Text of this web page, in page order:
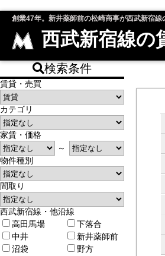
創業47年。新井薬師前の松崎商事が西武新宿
西武新宿線の
検索条件
賃貸・売買
カテゴリ
家賃・価格
～
物件種別
間取り
西武新宿線・他沿線
高田馬場
下落合
中井
新井薬師前
沼袋
野方